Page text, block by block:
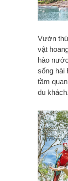
Vườn
vật
hào
sống hài
tầm
du khách.